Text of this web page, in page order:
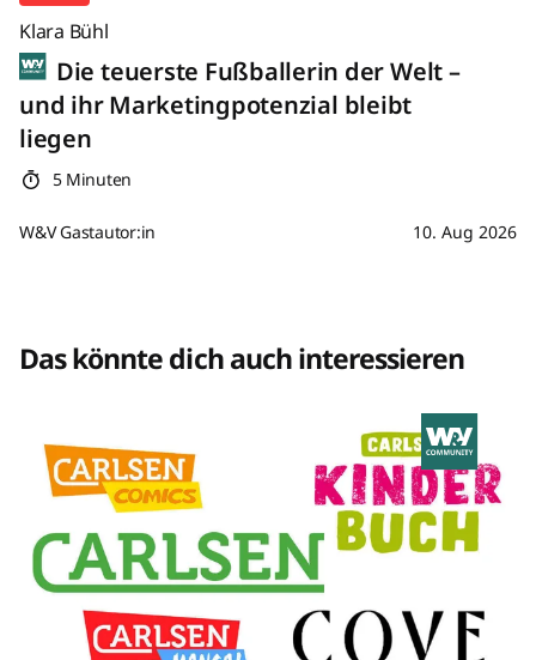
Klara Bühl
Die teuerste Fußballerin der Welt –
und ihr Marketingpotenzial bleibt
liegen
5 Minuten
W&V Gastautor:in 10. Aug 2026
Das könnte dich auch interessieren